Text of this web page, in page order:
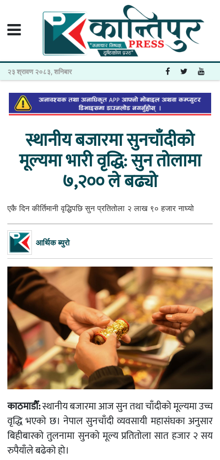
२३ श्रावण २०८३, शनिबार
स्थानीय बजारमा सुनचाँदीको
मूल्यमा भारी वृद्धि: सुन तोलामा
७,२०० ले बढ्यो
एकै दिन कीर्तिमानी वृद्धिपछि सुन प्रतितोला २ लाख ९० हजार नाघ्यो
आर्थिक ब्युरो
काठमाडौँ:स्थानीय बजारमा आज सुन तथा चाँदीको मूल्यमा उच्च
वृद्धि भएको छ। नेपाल सुनचाँदी व्यवसायी महासंघका अनुसार
बिहीबारको तुलनामा सुनको मूल्य प्रतितोला सात हजार २ सय
रुपैयाँले बढेको हो।